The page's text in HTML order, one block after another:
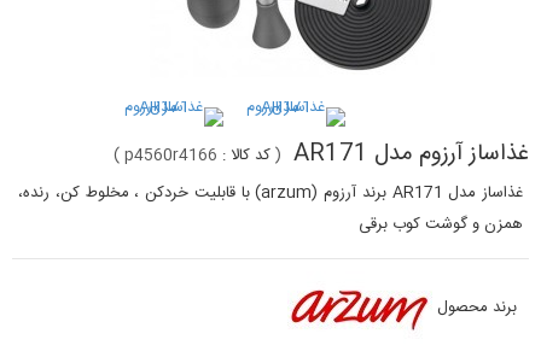
غذاساز آرزوم مدل AR171 (کد کالا : p4560r4166
)
غذاساز مدل AR171 برند آرزوم (arzum) با قابلیت خردکن ، مخلوط کن، رنده،
همزن و گوشت کوب برقی
برند محصول